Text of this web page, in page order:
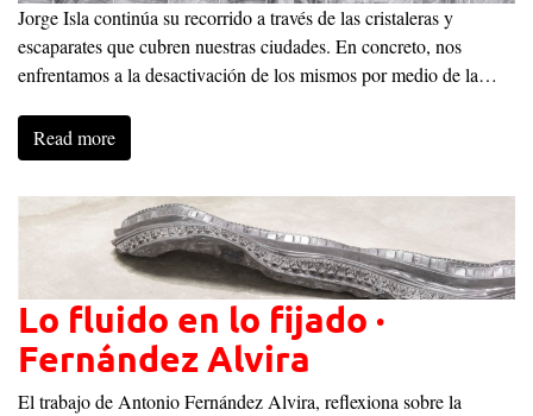
Jorge Isla continúa su recorrido a través de las cristaleras y
escaparates que cubren nuestras ciudades. En concreto, nos
enfrentamos a la desactivación de los mismos por medio de la…
Read more
Lo fluido en lo fijado ·
Fernández Alvira
El trabajo de Antonio Fernández Alvira, reflexiona sobre la